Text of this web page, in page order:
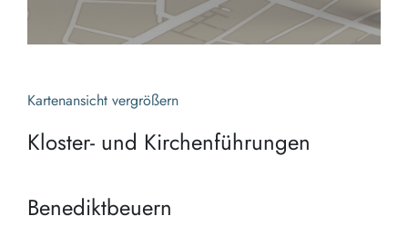
Kartenansicht vergrößern
Kloster- und Kirchenführungen
Benediktbeuern